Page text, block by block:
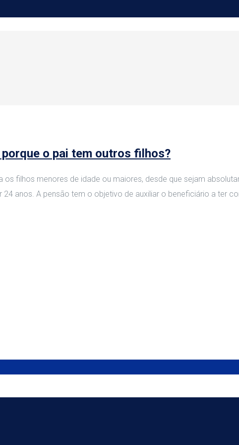
o pai tem outros filhos?
os filhos menores de idade ou maiores, desde que sejam
anos. A pensão tem o objetivo de auxiliar o beneficiário a ter